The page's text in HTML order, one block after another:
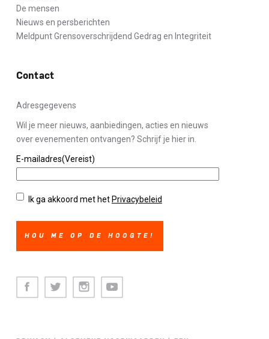
De mensen
Nieuws en persberichten
Meldpunt Grensoverschrijdend Gedrag en Integriteit
Contact
Adresgegevens
Wil je meer nieuws, aanbiedingen, acties en nieuws
over evenementen ontvangen? Schrijf je hier in.
E-mailadres(Vereist)
Privacybeleid(Vereist)
Ik ga akkoord met het Privacybeleid